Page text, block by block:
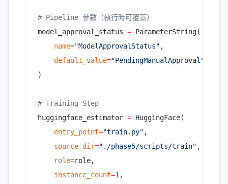
# Pipeline 參數（執行時可覆蓋）
model_approval_status = ParameterString(
    name
="ModelApprovalStatus" ,
    default_value
="PendingManualApproval"
)
# Training Step
huggingface_estimator = HuggingFace(
    entry_point
="train.py" ,
    source_dir
="./phase5/scripts/train" ,
    role
=role,
    instance_count
=1 ,